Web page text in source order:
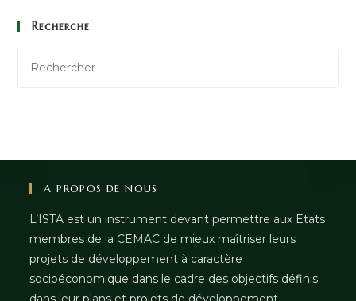
Recherche
A PROPOS DE NOUS
L’ISTA est un instrument devant permettre aux Etats
membres de la CEMAC de mieux maîtriser leurs
projets de développement à caractère
socioéconomique dans le cadre des objectifs définis